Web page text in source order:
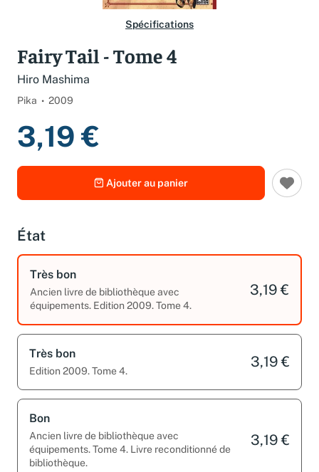
Spécifications
Fairy Tail - Tome 4
Hiro Mashima
Pika 2009
3,19 €
Ajouter au panier
État
Très bon
Ancien livre de bibliothèque avec
équipements. Edition 2009. Tome 4.
3,19 €
Très bon
Edition 2009. Tome 4.
3,19 €
Bon
Ancien livre de bibliothèque avec
équipements. Tome 4. Livre reconditionné de
bibliothèque.
3,19 €